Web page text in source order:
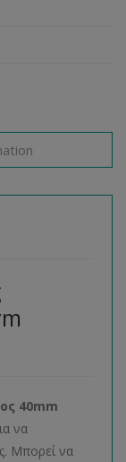
40mm
να
Μπορεί να